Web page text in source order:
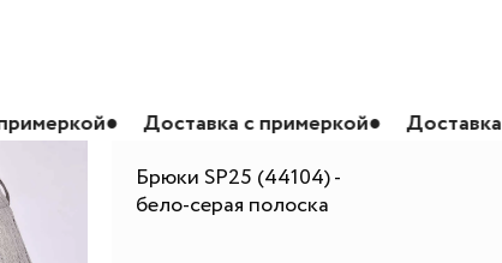
Доставка с примеркой● Доставка с примеркой●
Брюки SP25 (44104) -
бело-серая полоска